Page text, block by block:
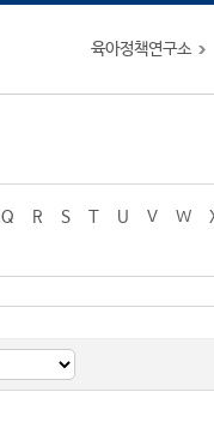
육아정책연구소
Q R S T U V W